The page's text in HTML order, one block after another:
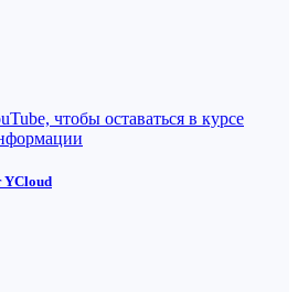
чтобы оставаться в курсе
YCloud